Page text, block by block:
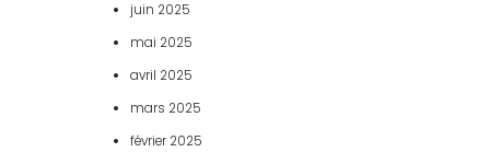
juin 2025
mai 2025
avril 2025
mars 2025
février 2025